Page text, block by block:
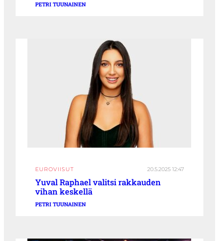
PETRI TUUNAINEN
EUROVIISUT 20.5.2025 12:47
Yuval Raphael valitsi rakkauden
vihan keskellä
PETRI TUUNAINEN